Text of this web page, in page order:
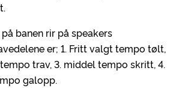
banen rir på speakers
er; 1. Fritt valgt tempo tølt,
trav, 3. middel tempo skritt, 4.
galopp.